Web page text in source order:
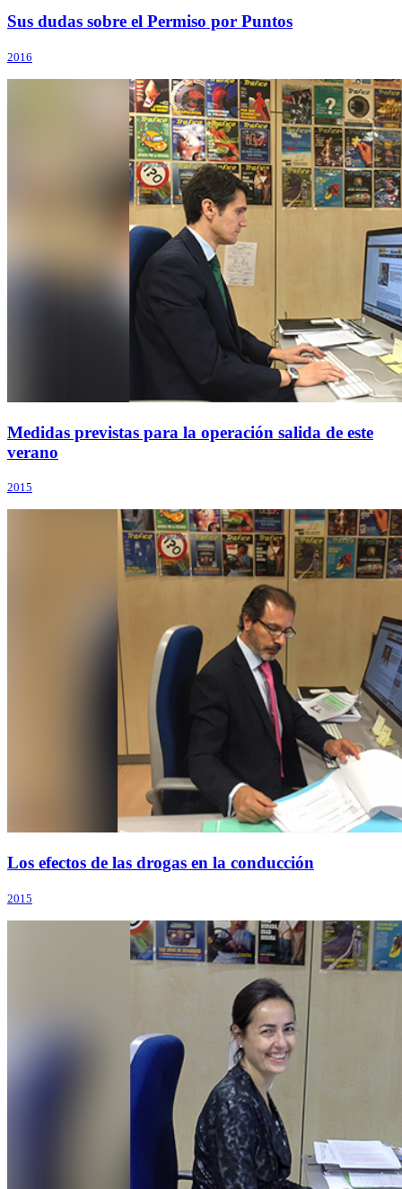
Sus dudas sobre el Permiso por Puntos
2016
Medidas previstas para la operación salida de este
verano
2015
Los efectos de las drogas en la conducción
2015